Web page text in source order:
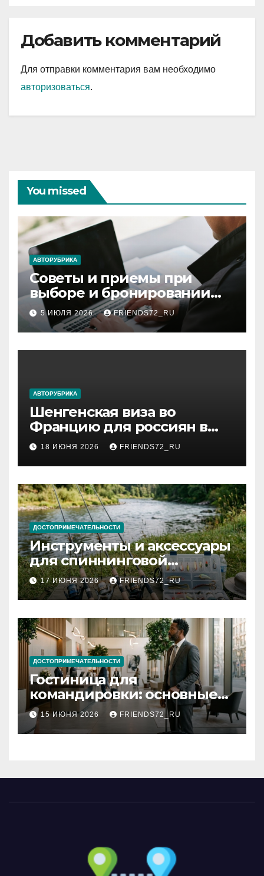
Добавить комментарий
Для отправки комментария вам необходимо
авторизоваться.
You missed
АВТОРУБРИКА
Советы и приемы при
выборе и бронировании
авиабилетов
5 ИЮЛЯ 2026 FRIENDS72_RU
АВТОРУБРИКА
Шенгенская виза во
Францию для россиян в
2026 году: сроки от 3 дней
и список необходимых
документов
18 ИЮНЯ 2026 FRIENDS72_RU
ДОСТОПРИМЕЧАТЕЛЬНОСТИ
Инструменты и аксессуары
для спиннинговой
рыбалки: назначение и
типы
17 ИЮНЯ 2026 FRIENDS72_RU
ДОСТОПРИМЕЧАТЕЛЬНОСТИ
Гостиница для
командировки: основные
критерии выбора
15 ИЮНЯ 2026 FRIENDS72_RU